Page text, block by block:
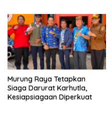
Murung Raya Tetapkan
Siaga Darurat Karhutla,
Kesiapsiagaan Diperkuat